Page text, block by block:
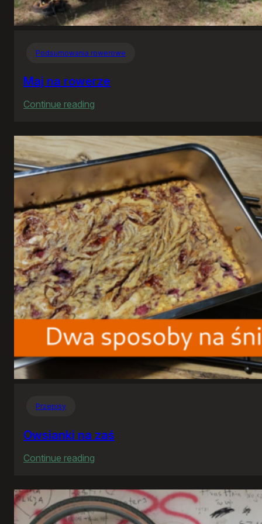
Podsumowania rowerowe
Maj na rowerze
Continue reading
na
rowerze
Przepisy
Owsianki na zaś
Continue reading
na
zaś